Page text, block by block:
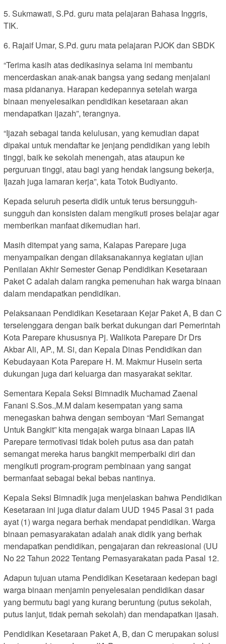
5. Sukmawati, S.Pd. guru mata pelajaran Bahasa Inggris,
TIK.
6. Rajaif Umar, S.Pd. guru mata pelajaran PJOK dan SBDK
“Terima kasih atas dedikasinya selama ini membantu
mencerdaskan anak-anak bangsa yang sedang menjalani
masa pidananya. Harapan kedepannya setelah warga
binaan menyelesaikan pendidikan kesetaraan akan
mendapatkan ijazah”, terangnya.
“Ijazah sebagai tanda kelulusan, yang kemudian dapat
dipakai untuk mendaftar ke jenjang pendidikan yang lebih
tinggi, baik ke sekolah menengah, atas ataupun ke
perguruan tinggi, atau bagi yang hendak langsung bekerja,
Ijazah juga lamaran kerja”, kata Totok Budiyanto.
Kepada seluruh peserta didik untuk terus bersungguh-
sungguh dan konsisten dalam mengikuti proses belajar agar
memberikan manfaat dikemudian hari.
Masih ditempat yang sama, Kalapas Parepare juga
menyampaikan dengan dilaksanakannya kegiatan ujian
Penilaian Akhir Semester Genap Pendidikan Kesetaraan
Paket C adalah dalam rangka pemenuhan hak warga binaan
dalam mendapatkan pendidikan.
Pelaksanaan Pendidikan Kesetaraan Kejar Paket A, B dan C
terselenggara dengan baik berkat dukungan dari Pemerintah
Kota Parepare khususnya Pj. Walikota Parepare Dr Drs
Akbar Ali, AP., M. Si, dan Kepala Dinas Pendidikan dan
Kebudayaan Kota Parepare H. M. Makmur Husein serta
dukungan juga dari keluarga dan masyarakat sekitar.
Sementara Kepala Seksi Bimnadik Muchamad Zaenal
Fanani S.Sos.,M.M dalam kesempatan yang sama
menegaskan bahwa dengan semboyan “Mari Semangat
Untuk Bangkit” kita mengajak warga binaan Lapas IIA
Parepare termotivasi tidak boleh putus asa dan patah
semangat mereka harus bangkit memperbaiki diri dan
mengikuti program-program pembinaan yang sangat
bermanfaat sebagai bekal bebas nantinya.
Kepala Seksi Bimnadik juga menjelaskan bahwa Pendidikan
Kesetaraan ini juga diatur dalam UUD 1945 Pasal 31 pada
ayat (1) warga negara berhak mendapat pendidikan. Warga
binaan pemasyarakatan adalah anak didik yang berhak
mendapatkan pendidikan, pengajaran dan rekreasional (UU
No 22 Tahun 2022 Tentang Pemasyarakatan pada Pasal 12.
Adapun tujuan utama Pendidikan Kesetaraan kedepan bagi
warga binaan menjamin penyelesaian pendidikan dasar
yang bermutu bagi yang kurang beruntung (putus sekolah,
putus lanjut, tidak pernah sekolah) dan mendapatkan ijasah.
Pendidikan Kesetaraan Paket A, B, dan C merupakan solusi